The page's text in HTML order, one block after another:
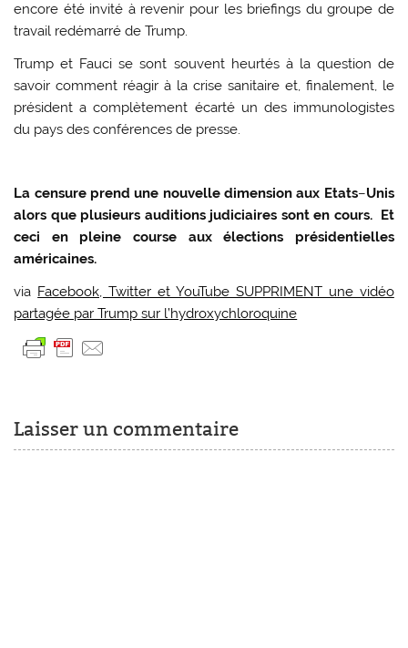
encore été invité à revenir pour les briefings du groupe de
travail redémarré de Trump.
Trump et Fauci se sont souvent heurtés à la question de
savoir comment réagir à la crise sanitaire et, finalement, le
président a complètement écarté un des immunologistes
du pays des conférences de presse.
La censure prend une nouvelle dimension aux Etats–Unis
alors que plusieurs auditions judiciaires sont en cours. Et
ceci en pleine course aux élections présidentielles
américaines.
via Facebook, Twitter et YouTube SUPPRIMENT une vidéo
partagée par Trump sur l’hydroxychloroquine
Laisser un commentaire